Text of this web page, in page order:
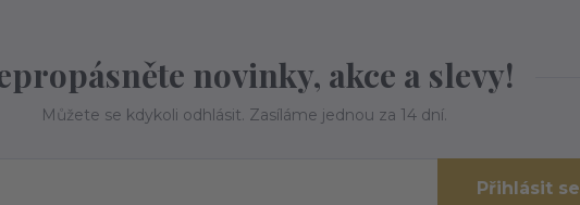
novinky, akce a slevy!
Můžete se kdykoli odhlásit. Zasíláme jednou za 14 dní.
Přihlásit se